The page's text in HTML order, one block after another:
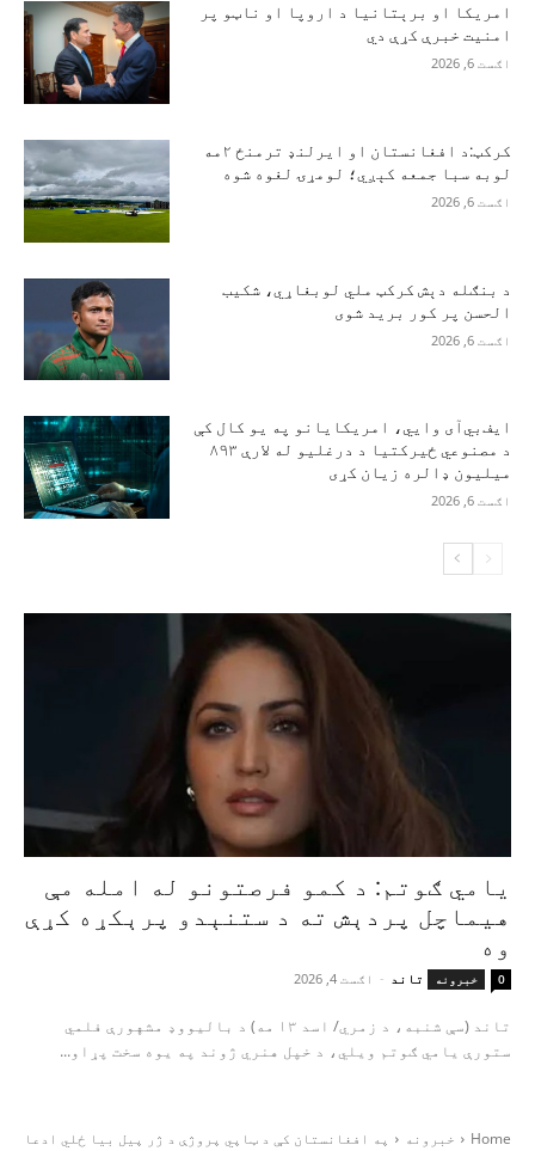
امریکا او برېتانیا د اروپا او ناټو پر
امنیت خبرې کړې دي
اګست 6, 2026
کرکټ:د افغانستان او ایرلنډ ترمنځ ۲مه
لوبه سبا جمعه کېږي؛ لومړۍ لغوه شوه
اګست 6, 2026
د بنګله دېش کرکټ ملي لوبغاړي، شکیب
الحسن پر کور برید شوی
اګست 6, 2026
ایف‌بي‌آی وايي، امریکایانو په یو کال کې
د مصنوعي ځیرکتیا د درغلیو له لارې ۸۹۳
میلیون ډالره زیان کړی
اګست 6, 2026
یامي ګوتم: د کمو فرصتونو له امله مې
هیماچل پردېش ته د ستنېدو پرېکړه کړې
وه
خبرونه تاند - اګست 4, 2026 0
تاند (سې شنبه، د زمري/ اسد ۱۳ مه) د بالیووډ مشهورې فلمي
ستورې یامي ګوتم ویلي، د خپل هنري ژوند په یوه سخت پړاو...